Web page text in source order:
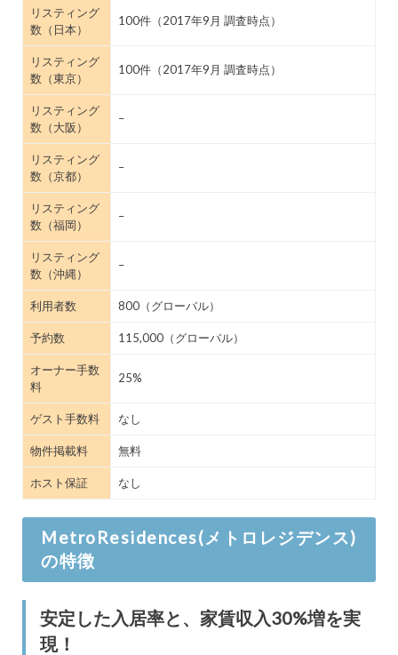
リスティング
数（日本）
100件（2017年9月 調査時点）
リスティング
数（東京）
100件（2017年9月 調査時点）
リスティング
数（大阪）
–
リスティング
数（京都）
–
リスティング
数（福岡）
–
リスティング
数（沖縄）
–
利用者数 800（グローバル）
予約数 115,000（グローバル）
オーナー手数
料
25%
ゲスト手数料 なし
物件掲載料 無料
ホスト保証 なし
MetroResidences(メトロレジデンス)
の特徴
安定した入居率と、家賃収入30%増を実
現！